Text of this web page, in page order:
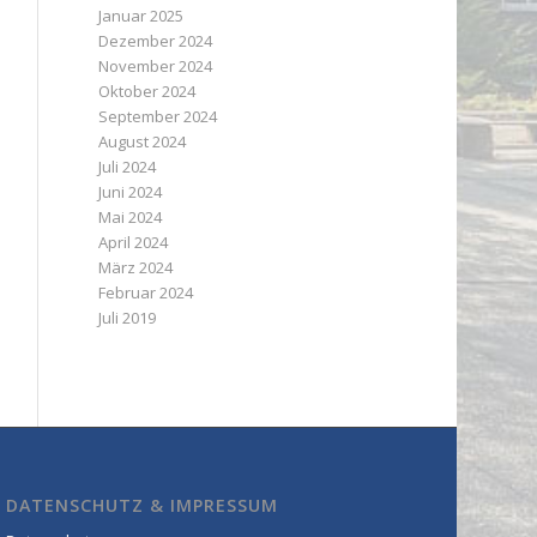
Januar 2025
Dezember 2024
November 2024
Oktober 2024
September 2024
August 2024
Juli 2024
Juni 2024
Mai 2024
April 2024
März 2024
Februar 2024
Juli 2019
DATENSCHUTZ & IMPRESSUM